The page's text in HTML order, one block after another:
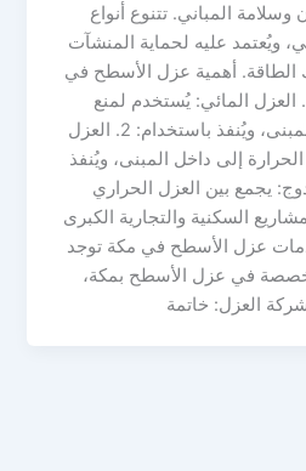
المباني. تتنوع أنواع
ويُعتمد عليه لحماية المنشآت
الطاقة. أهمية عزل الأسطح في
مكة أنواع عزل الأسطح 1. العزل المائي: يُستخدم لمنع
تسرب المياه إلى داخل المبنى، ويُنفذ باستخدام: 2. العزل
إلى داخل المبنى، ويُنفذ
المزدوج: يجمع بين العزل الحراري
السكنية والتجارية الكبرى
عزل الأسطح في مكة توجد
في عزل الأسطح بمكة،
العزل: خاتمة